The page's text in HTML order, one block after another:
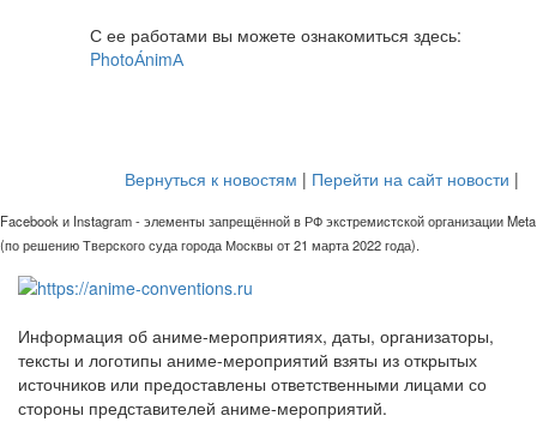
С ее работами вы можете ознакомиться здесь:
PhotoА́nimА
Вернуться к новостям | Перейти на сайт новости |
Facebook и Instagram - элементы запрещённой в РФ экстремистской организации Meta
(по решению Тверского суда города Москвы от 21 марта 2022 года).
Информация об аниме-мероприятиях, даты, организаторы,
тексты и логотипы аниме-мероприятий взяты из открытых
источников или предоставлены ответственными лицами со
стороны представителей аниме-мероприятий.